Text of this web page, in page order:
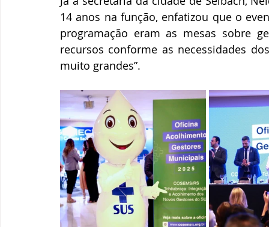
14 anos na função, enfatizou que o
programação eram as mesas sobre
recursos conforme as necessidades
muito grandes”.